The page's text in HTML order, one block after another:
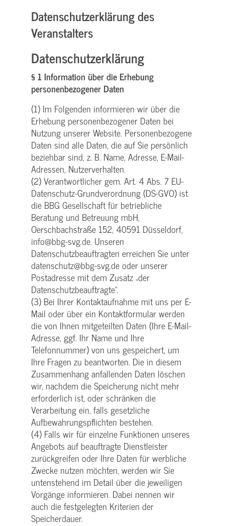
Datenschutzerklärung des
Veranstalters
Datenschutzerklärung
§ 1 Information über die Erhebung
personenbezogener Daten
(1) Im Folgenden informieren wir über die
Erhebung personenbezogener Daten bei
Nutzung unserer Website. Personenbezogene
Daten sind alle Daten, die auf Sie persönlich
beziehbar sind, z. B. Name, Adresse, E-Mail-
Adressen, Nutzerverhalten.
(2) Verantwortlicher gem. Art. 4 Abs. 7 EU-
Datenschutz-Grundverordnung (DS-GVO) ist
die BBG Gesellschaft für betriebliche
Beratung und Betreuung mbH,
Oerschbachstraße 152, 40591 Düsseldorf,
info@bbg-svg.de. Unseren
Datenschutzbeauftragten erreichen Sie unter
datenschutz@bbg-svg.de oder unserer
Postadresse mit dem Zusatz „der
Datenschutzbeauftragte“.
(3) Bei Ihrer Kontaktaufnahme mit uns per E-
Mail oder über ein Kontaktformular werden
die von Ihnen mitgeteilten Daten (Ihre E-Mail-
Adresse, ggf. Ihr Name und Ihre
Telefonnummer) von uns gespeichert, um
Ihre Fragen zu beantworten. Die in diesem
Zusammenhang anfallenden Daten löschen
wir, nachdem die Speicherung nicht mehr
erforderlich ist, oder schränken die
Verarbeitung ein, falls gesetzliche
Aufbewahrungspflichten bestehen.
(4) Falls wir für einzelne Funktionen unseres
Angebots auf beauftragte Dienstleister
zurückgreifen oder Ihre Daten für werbliche
Zwecke nutzen möchten, werden wir Sie
untenstehend im Detail über die jeweiligen
Vorgänge informieren. Dabei nennen wir
auch die festgelegten Kriterien der
Speicherdauer.